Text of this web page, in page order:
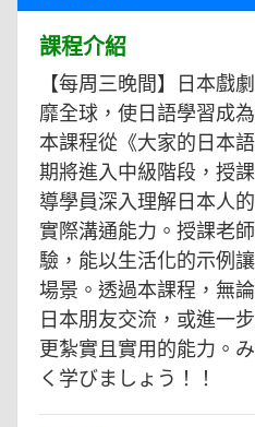
課程介紹
【每周三晚間】⽇本戲
靡全球，使⽇語學習成
本課程從《⼤家的⽇本
期將進入中級階段，授
導學員深入理解⽇本⼈
實際溝通能⼒。授課老
驗，能以⽣活化的⽰例
場景。透過本課程，無
⽇本朋友交流，或進⼀
更紮實且實⽤的能⼒。
く学びましょう！！